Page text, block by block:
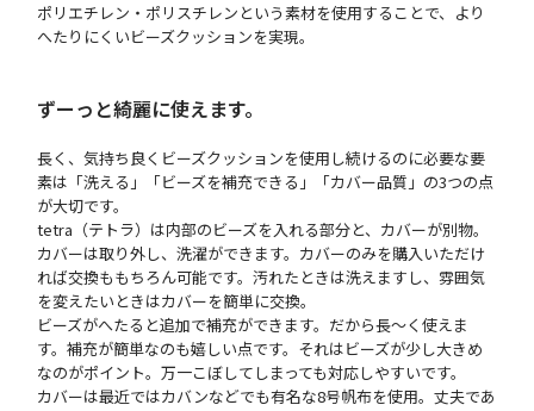
ポリエチレン・ポリスチレンという素材を使用することで、より
へたりにくいビーズクッションを実現。
ずーっと綺麗に使えます。
長く、気持ち良くビーズクッションを使用し続けるのに必要な要
素は「洗える」「ビーズを補充できる」「カバー品質」の3つの点
が大切です。
tetra（テトラ）は内部のビーズを入れる部分と、カバーが別物。
カバーは取り外し、洗濯ができます。カバーのみを購入いただけ
れば交換ももちろん可能です。汚れたときは洗えますし、雰囲気
を変えたいときはカバーを簡単に交換。
ビーズがへたると追加で補充ができます。だから長～く使えま
す。補充が簡単なのも嬉しい点です。それはビーズが少し大きめ
なのがポイント。万一こぼしてしまっても対応しやすいです。
カバーは最近ではカバンなどでも有名な8号帆布を使用。丈夫であ